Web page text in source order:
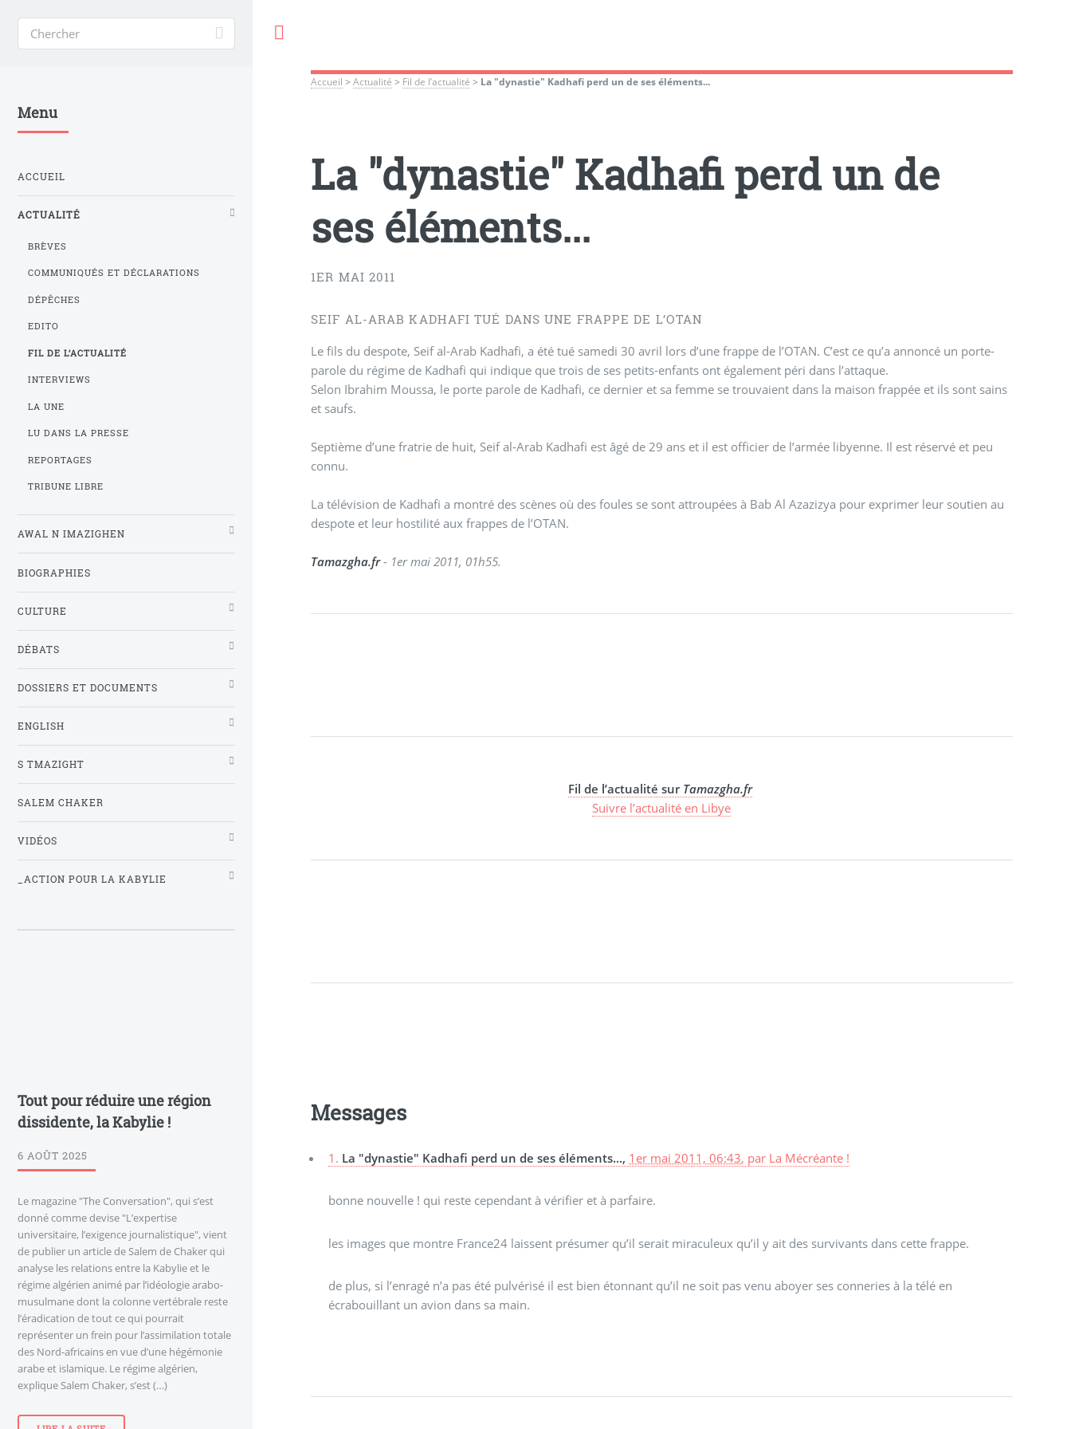
Accueil >Actualité > Fil de l’actualité > La "dynastie" Kadhafi perd un de ses éléments...
La "dynastie" Kadhafi perd un de
ses éléments...
1ER MAI 2011
SEIF AL-ARAB KADHAFI TUÉ DANS UNE FRAPPE DE L’OTAN
Le fils du despote, Seif al-Arab Kadhafi, a été tué samedi 30 avril lors d’une frappe de l’OTAN. C’est ce qu’a annoncé un porte-
parole du régime de Kadhafi qui indique que trois de ses petits-enfants ont également péri dans l’attaque.
Selon Ibrahim Moussa, le porte parole de Kadhafi, ce dernier et sa femme se trouvaient dans la maison frappée et ils sont sains
et saufs.
Septième d’une fratrie de huit, Seif al-Arab Kadhafi est âgé de 29 ans et il est officier de l’armée libyenne. Il est réservé et peu
connu.
La télévision de Kadhafi a montré des scènes où des foules se sont attroupées à Bab Al Azazizya pour exprimer leur soutien au
despote et leur hostilité aux frappes de l’OTAN.
Tamazgha.fr- 1er mai 2011, 01h55.
Fil de l’actualité sur Tamazgha.fr
Suivre l’actualité en Libye
Messages
1. La "dynastie" Kadhafi perd un de ses éléments..., 1er mai 2011, 06:43, par La Mécréante !
bonne nouvelle ! qui reste cependant à vérifier et à parfaire.
les images que montre France24 laissent présumer qu’il serait miraculeux qu’il y ait des survivants dans cette frappe.
de plus, si l’enragé n’a pas été pulvérisé il est bien étonnant qu’il ne soit pas venu aboyer ses conneries à la télé en
écrabouillant un avion dans sa main.
Menu
ACCUEIL
ACTUALITÉ
BRÈVES
COMMUNIQUÉS ET DÉCLARATIONS
DÉPÊCHES
EDITO
FIL DE L’ACTUALITÉ
INTERVIEWS
LA UNE
LU DANS LA PRESSE
REPORTAGES
TRIBUNE LIBRE
AWAL N IMAZIGHEN
BIOGRAPHIES
CULTURE
DÉBATS
DOSSIERS ET DOCUMENTS
ENGLISH
S TMAZIGHT
SALEM CHAKER
VIDÉOS
_ACTION POUR LA KABYLIE
Tout pour réduire une région
dissidente, la Kabylie !
6 AOÛT 2025
Le magazine "The Conversation", qui s’est
donné comme devise "L’expertise
universitaire, l’exigence journalistique", vient
de publier un article de Salem de Chaker qui
analyse les relations entre la Kabylie et le
régime algérien animé par l’idéologie arabo-
musulmane dont la colonne vertébrale reste
l’éradication de tout ce qui pourrait
représenter un frein pour l’assimilation totale
des Nord-africains en vue d’une hégémonie
arabe et islamique. Le régime algérien,
explique Salem Chaker, s’est (…)